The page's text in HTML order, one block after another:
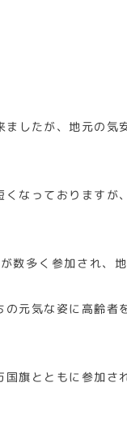
したが、地元の
なっております
多く参加され、
元気な姿に高齢
旗とともに参加